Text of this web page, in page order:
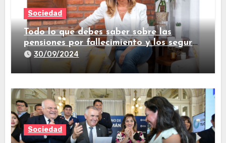
Sociedad
Todo lo que debes saber sobre las
pensiones por fallecimiento y los seguros
de vida
30/09/2024
Sociedad